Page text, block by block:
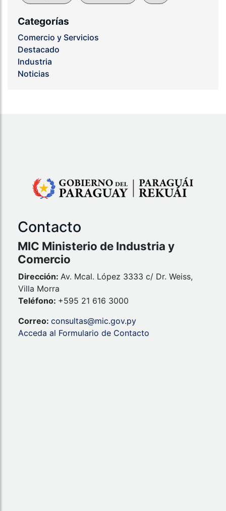
Categorías
Comercio y Servicios
Destacado
Industria
Noticias
Contacto
MIC Ministerio de Industria y
Comercio
Dirección: Av. Mcal. López 3333 c/ Dr. Weiss,
Villa Morra
Teléfono: +595 21 616 3000
Correo: consultas@mic.gov.py
Acceda al Formulario de Contacto